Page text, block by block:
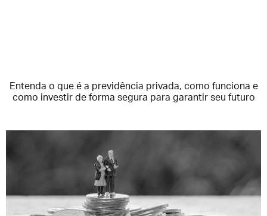
Entenda o que é a previdência privada, como funciona e
como investir de forma segura para garantir seu futuro